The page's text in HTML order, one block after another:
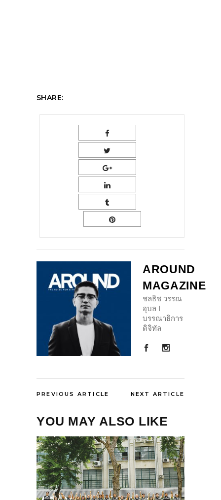
SHARE:
AROUND
MAGAZINE
ชลธิช วรรณ
อุบล I
บรรณาธิการ
ดิจิทัล
PREVIOUS ARTICLE NEXT ARTICLE
YOU MAY ALSO LIKE